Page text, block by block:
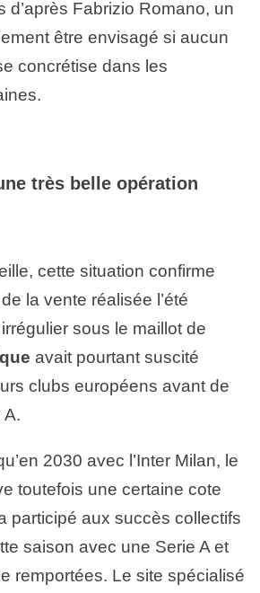
d’après Fabrizio Romano, un
être envisagé si aucun
concrétise dans les
très belle opération
cette situation confirme
la vente réalisée l’été
sous le maillot de
avait pourtant suscité
clubs européens avant de
A.
2030 avec l’Inter Milan, le
toutefois une certaine cote
participé aux succès collectifs
saison avec une Serie A et
remportées. Le site spécialisé